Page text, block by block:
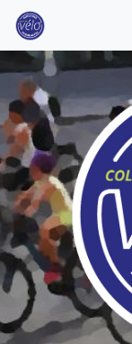
Accueil
Qui sommes-
Contact